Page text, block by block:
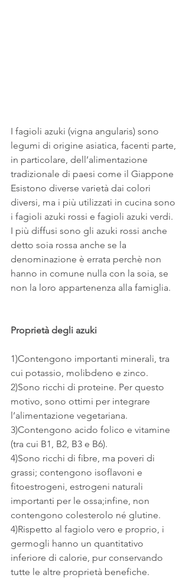
I fagioli azuki (vigna angularis) sono
legumi di origine asiatica, facenti parte,
in particolare, dell’alimentazione
tradizionale di paesi come il Giappone
Esistono diverse varietà dai colori
diversi, ma i più utilizzati in cucina sono
i fagioli azuki rossi e fagioli azuki verdi.
I più diffusi sono gli azuki rossi anche
detto soia rossa anche se la
denominazione è errata perchè non
hanno in comune nulla con la soia, se
non la loro appartenenza alla famiglia.
Proprietà degli azuki
1)Contengono importanti minerali, tra
cui potassio, molibdeno e zinco.
2)Sono ricchi di proteine. Per questo
motivo, sono ottimi per integrare
l’alimentazione vegetariana.
3)Contengono acido folico e vitamine
(tra cui B1, B2, B3 e B6).
4)Sono ricchi di fibre, ma poveri di
grassi; contengono isoflavoni e
fitoestrogeni, estrogeni naturali
importanti per le ossa;infine, non
contengono colesterolo né glutine.
4)Rispetto al fagiolo vero e proprio, i
germogli hanno un quantitativo
inferiore di calorie, pur conservando
tutte le altre proprietà benefiche.